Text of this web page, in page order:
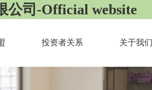
公司-Official website
投资者关系 关于我们